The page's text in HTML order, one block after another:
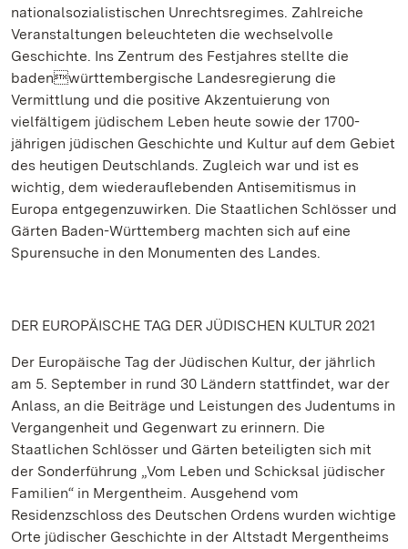
nationalsozialistischen Unrechtsregimes. Zahlreiche
Veranstaltungen beleuchteten die wechselvolle
Geschichte. Ins Zentrum des Festjahres stellte die
badenwürttembergische Landesregierung die
Vermittlung und die positive Akzentuierung von
vielfältigem jüdischem Leben heute sowie der 1700-
jährigen jüdischen Geschichte und Kultur auf dem Gebiet
des heutigen Deutschlands. Zugleich war und ist es
wichtig, dem wiederauflebenden Antisemitismus in
Europa entgegenzuwirken. Die Staatlichen Schlösser und
Gärten Baden-Württemberg machten sich auf eine
Spurensuche in den Monumenten des Landes.
DER EUROPÄISCHE TAG DER JÜDISCHEN KULTUR 2021
Der Europäische Tag der Jüdischen Kultur, der jährlich
am 5. September in rund 30 Ländern stattfindet, war der
Anlass, an die Beiträge und Leistungen des Judentums in
Vergangenheit und Gegenwart zu erinnern. Die
Staatlichen Schlösser und Gärten beteiligten sich mit
der Sonderführung „Vom Leben und Schicksal jüdischer
Familien“ in Mergentheim. Ausgehend vom
Residenzschloss des Deutschen Ordens wurden wichtige
Orte jüdischer Geschichte in der Altstadt Mergentheims